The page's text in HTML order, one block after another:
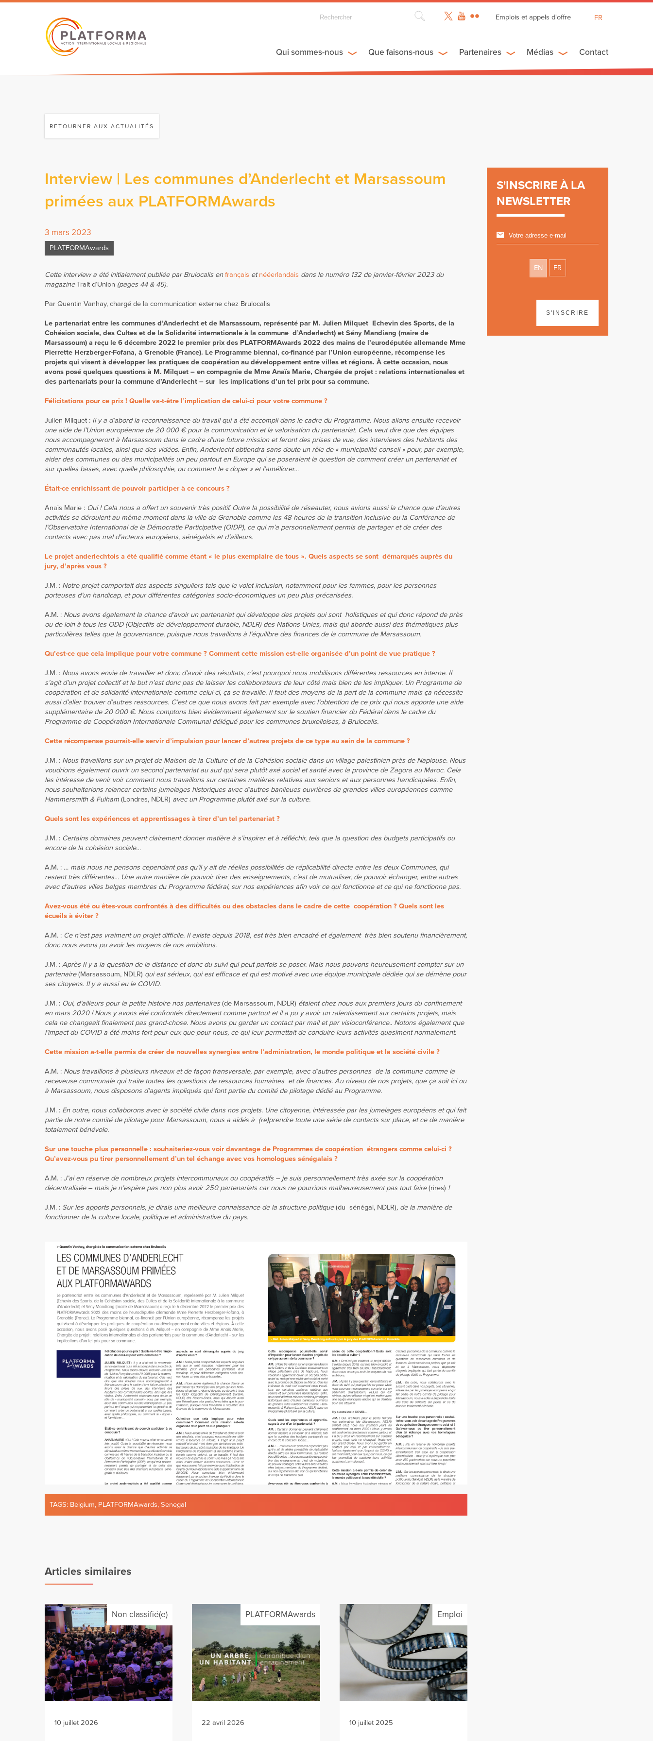
Emplois et appels d'offre
FR
ES
Qui sommes-nous Que faisons-nous Partenaires Médias Contact
RETOURNER AUX ACTUALITÉS
Interview | Les communes d’Anderlecht et Marsassoum
primées aux PLATFORMAwards
3 mars 2023
PLATFORMAwards
Cette interview a été initialement publiée par Brulocalis enfrançais etnééerlandais dans le numéro 132 de janvier-février 2023 du
magazineTrait d’Union (pages 44 & 45).
Par Quentin Vanhay, chargé de la communication externe chez Brulocalis
Le partenariat entre les communes d’Anderlecht et de Marsassoum, représenté par M. Julien Milquet Echevin des Sports, de la
Cohésion sociale, des Cultes et de la Solidarité internationale à la commune d’Anderlecht) et Sény Mandiang (maire de
Marsassoum) a reçu le 6 décembre 2022 le premier prix des PLATFORMAwards 2022 des mains de l’eurodéputée allemande Mme
Pierrette Herzberger-Fofana, à Grenoble (France). Le Programme biennal, co-financé par l’Union européenne, récompense les
projets qui visent à développer les pratiques de coopération au développement entre villes et régions. À cette occasion, nous
avons posé quelques questions à M. Milquet – en compagnie de Mme Anaïs Marie, Chargée de projet : relations internationales et
des partenariats pour la commune d’Anderlecht – sur les implications d’un tel prix pour sa commune.
Félicitations pour ce prix ! Quelle va-t-être l’implication de celui-ci pour votre commune ?
Julien Milquet : Il y a d’abord la reconnaissance du travail qui a été accompli dans le cadre du Programme. Nous allons ensuite recevoir
une aide de l’Union européenne de 20 000 € pour la communication et la valorisation du partenariat. Cela veut dire que des équipes
nous accompagneront à Marsassoum dans le cadre d’une future mission et feront des prises de vue, des interviews des habitants des
communautés locales, ainsi que des vidéos. Enfin, Anderlecht obtiendra sans doute un rôle de « municipalité conseil » pour, par exemple,
aider des communes ou des municipalités un peu partout en Europe qui se poseraient la question de comment créer un partenariat et
sur quelles bases, avec quelle philosophie, ou comment le « doper » et l’améliorer…
Était-ce enrichissant de pouvoir participer à ce concours ?
Anaïs Marie : Oui ! Cela nous a offert un souvenir très positif. Outre la possibilité de réseauter, nous avions aussi la chance que d’autres
activités se déroulent au même moment dans la ville de Grenoble comme les 48 heures de la transition inclusive ou la Conférence de
l’Observatoire International de la Démocratie Participative (OIDP), ce qui m’a personnellement permis de partager et de créer des
contacts avec pas mal d’acteurs européens, sénégalais et d’ailleurs.
Le projet anderlechtois a été qualifié comme étant « le plus exemplaire de tous ». Quels aspects se sont démarqués auprès du
jury, d’après vous ?
J.M. : Notre projet comportait des aspects singuliers tels que le volet inclusion, notamment pour les femmes, pour les personnes
porteuses d’un handicap, et pour différentes catégories socio-économiques un peu plus précarisées.
A.M. : Nous avons également la chance d’avoir un partenariat qui développe des projets qui sont holistiques et qui donc répond de près
ou de loin à tous les ODD (Objectifs de développement durable, NDLR) des Nations-Unies, mais qui aborde aussi des thématiques plus
particulières telles que la gouvernance, puisque nous travaillons à l’équilibre des finances de la commune de Marsassoum.
Qu’est-ce que cela implique pour votre commune ? Comment cette mission est-elle organisée d’un point de vue pratique ?
J.M. : Nous avons envie de travailler et donc d’avoir des résultats, c’est pourquoi nous mobilisons différentes ressources en interne. Il
s’agit d’un projet collectif et le but n’est donc pas de laisser les collaborateurs de leur côté mais bien de les impliquer. Un Programme de
coopération et de solidarité internationale comme celui-ci, ça se travaille. Il faut des moyens de la part de la commune mais ça nécessite
aussi d’aller trouver d’autres ressources. C’est ce que nous avons fait par exemple avec l’obtention de ce prix qui nous apporte une aide
supplémentaire de 20 000 €. Nous comptons bien évidemment également sur le soutien financier du Fédéral dans le cadre du
Programme de Coopération Internationale Communal délégué pour les communes bruxelloises, à Brulocalis.
Cette récompense pourrait-elle servir d’impulsion pour lancer d’autres projets de ce type au sein de la commune ?
J.M. : Nous travaillons sur un projet de Maison de la Culture et de la Cohésion sociale dans un village palestinien près de Naplouse. Nous
voudrions également ouvrir un second partenariat au sud qui sera plutôt axé social et santé avec la province de Zagora au Maroc. Cela
les intéresse de venir voir comment nous travaillons sur certaines matières relatives aux seniors et aux personnes handicapées. Enfin,
nous souhaiterions relancer certains jumelages historiques avec d’autres banlieues ouvrières de grandes villes européennes comme
Hammersmith & Fulham (Londres, NDLR) avec un Programme plutôt axé sur la culture.
Quels sont les expériences et apprentissages à tirer d’un tel partenariat ?
J.M. : Certains domaines peuvent clairement donner matière à s’inspirer et à réfléchir, tels que la question des budgets participatifs ou
encore de la cohésion sociale…
A.M. : … mais nous ne pensons cependant pas qu’il y ait de réelles possibilités de réplicabilité directe entre les deux Communes, qui
restent très différentes… Une autre manière de pouvoir tirer des enseignements, c’est de mutualiser, de pouvoir échanger, entre autres
avec d’autres villes belges membres du Programme fédéral, sur nos expériences afin voir ce qui fonctionne et ce qui ne fonctionne pas.
Avez-vous été ou êtes-vous confrontés à des difficultés ou des obstacles dans le cadre de cette coopération ? Quels sont les
écueils à éviter ?
A.M. : Ce n’est pas vraiment un projet difficile. Il existe depuis 2018, est très bien encadré et également très bien soutenu financièrement,
donc nous avons pu avoir les moyens de nos ambitions.
J.M. : Après Il y a la question de la distance et donc du suivi qui peut parfois se poser. Mais nous pouvons heureusement compter sur un
partenaire(Marsassoum, NDLR) qui est sérieux, qui est efficace et qui est motivé avec une équipe municipale dédiée qui se démène pour
ses citoyens. Il y a aussi eu le COVID.
J.M. : Oui, d’ailleurs pour la petite histoire nos partenaires(de Marsassoum, NDLR) étaient chez nous aux premiers jours du confinement
en mars 2020 ! Nous y avons été confrontés directement comme partout et il a pu y avoir un ralentissement sur certains projets, mais
cela ne changeait finalement pas grand-chose. Nous avons pu garder un contact par mail et par visioconférence.. Notons également que
l’impact du COVID a été moins fort pour eux que pour nous, ce qui leur permettait de conduire leurs activités quasiment normalement.
Cette mission a-t-elle permis de créer de nouvelles synergies entre l’administration, le monde politique et la société civile ?
A.M. : Nous travaillons à plusieurs niveaux et de façon transversale, par exemple, avec d’autres personnes de la commune comme la
receveuse communale qui traite toutes les questions de ressources humaines et de finances. Au niveau de nos projets, que ça soit ici ou
à Marsassoum, nous disposons d’agents impliqués qui font partie du comité de pilotage dédié au Programme.
J.M. : En outre, nous collaborons avec la société civile dans nos projets. Une citoyenne, intéressée par les jumelages européens et qui fait
partie de notre comité de pilotage pour Marsassoum, nous a aidés à (re)prendre toute une série de contacts sur place, et ce de manière
totalement bénévole.
Sur une touche plus personnelle : souhaiteriez-vous voir davantage de Programmes de coopération étrangers comme celui-ci ?
Qu’avez-vous pu tirer personnellement d’un tel échange avec vos homologues sénégalais ?
A.M. : J’ai en réserve de nombreux projets intercommunaux ou coopératifs – je suis personnellement très axée sur la coopération
décentralisée – mais je n’espère pas non plus avoir 250 partenariats car nous ne pourrions malheureusement pas tout faire(rires) !
J.M. : Sur les apports personnels, je dirais une meilleure connaissance de la structure politique(du sénégal, NDLR), de la manière de
fonctionner de la culture locale, politique et administrative du pays.
TAGS: Belgium, PLATFORMAwards, Senegal
Articles similaires
Non classifié(e)
10 juillet 2026
PLATFORMAwards
22 avril 2026
Emploi
10 juillet 2025
S'INSCRIRE À LA
NEWSLETTER
EN FR
S'INSCRIRE